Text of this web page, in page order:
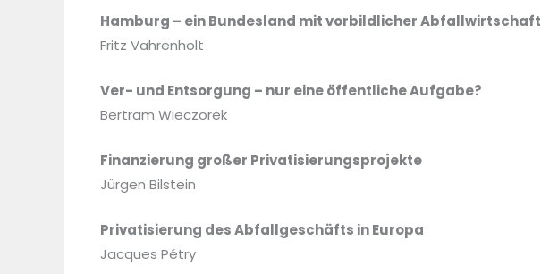
Hamburg – ein Bundesland mit vorbildlicher Abfallwirtschaft
Fritz Vahrenholt
Ver- und Entsorgung – nur eine öffentliche Aufgabe?
Bertram Wieczorek
Finanzierung großer Privatisierungsprojekte
Jürgen Bilstein
Privatisierung des Abfallgeschäfts in Europa
Jacques Pétry